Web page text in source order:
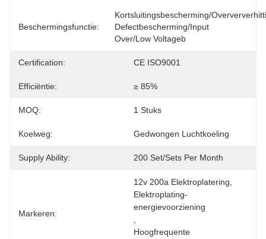
Beschermingsfunctie:
Kortsluitingsbescherming/
Defectbescherming/Input
Over/Low Voltageb
Certification: CE ISO9001
Efficiëntie: ≥ 85%
MOQ: 1 Stuks
Koelweg: Gedwongen Luchtkoeling
Supply Ability: 200 Set/Sets Per Month
Markeren:
12v 200a Elektroplatering
Elektroplating-
energievoorziening
Hoogfrequente